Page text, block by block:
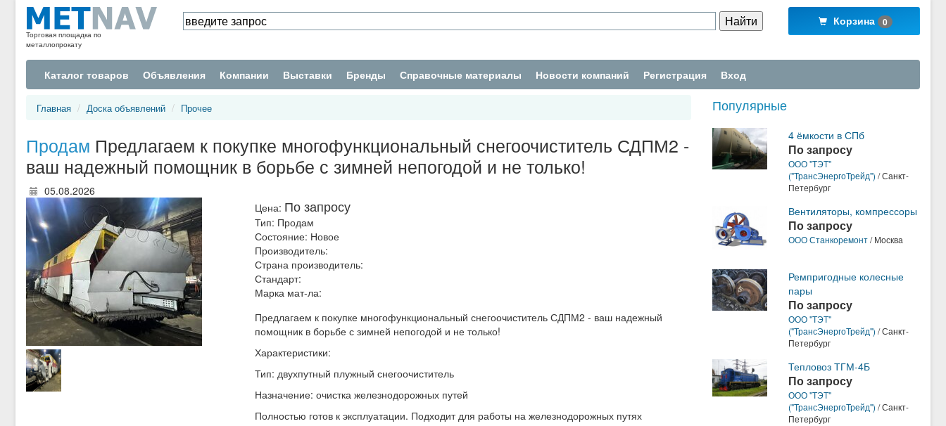
Торговая площадка по
металлопрокату
Корзина 0
Каталог товаров Объявления Компании Выставки Бренды Справочные материалы Новости компаний Регистрация Вход
Главная Доска объявлений Прочее
Продам Предлагаем к покупке многофункциональный снегоочиститель СДПМ2 -
ваш надежный помощник в борьбе с зимней непогодой и не только!
05.08.2026
Цена: По запросу
Тип: Продам
Состояние: Новое
Производитель:
Страна производитель:
Стандарт:
Марка мат-ла:
Предлагаем к покупке многофункциональный снегоочиститель СДПМ2 - ваш надежный
помощник в борьбе с зимней непогодой и не только!
Характеристики:
Тип: двухпутный плужный снегоочиститель
Назначение: очистка железнодорожных путей
Полностью готов к эксплуатации. Подходит для работы на железнодорожных путях
Популярные
4 ёмкости в СПб
По запросу
ООО "ТЭТ"
("ТрансЭнергоТрейд") / Санкт-
Петербург
Вентиляторы, компрессоры
По запросу
ООО Станкоремонт/ Москва
Ремпригодные колесные
пары
По запросу
ООО "ТЭТ"
("ТрансЭнергоТрейд") / Санкт-
Петербург
Тепловоз ТГМ-4Б
По запросу
ООО "ТЭТ"
("ТрансЭнергоТрейд") / Санкт-
Петербург